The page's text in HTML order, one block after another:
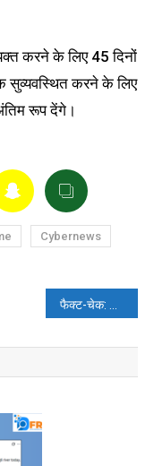
करने के लिए 45 दिनों
सुव्यवस्थित करने के लिए
रूप देंगे।
Cybernews